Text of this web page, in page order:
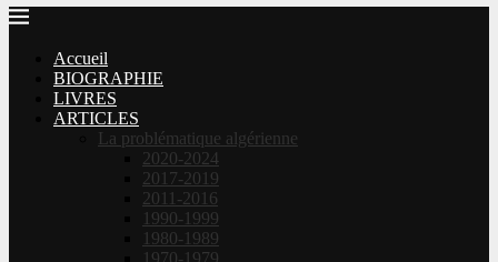
Accueil
BIOGRAPHIE
LIVRES
ARTICLES
La problématique algérienne
2020-2024
2017-2019
2011-2016
1990-1999
1980-1989
1970-1979